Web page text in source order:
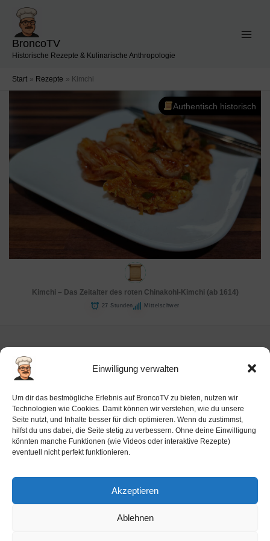
Einwilligung verwalten
Um dir das bestmögliche Erlebnis auf BroncoTV zu bieten, nutzen wir
Technologien wie Cookies. Damit können wir verstehen, wie du unsere
Seite nutzt, und Inhalte besser für dich optimieren. Wenn du zustimmst,
hilfst du uns dabei, die Seite stetig zu verbessern. Ohne deine Einwilligung
könnten manche Funktionen (wie Videos oder interaktive Rezepte)
eventuell nicht perfekt funktionieren.
Akzeptieren
Ablehnen
Inhalt
springen
BroncoTV
Historische Rezepte & Kulinarische Anthropologie
Start Rezepte Kimchi
Authentisch historisch
Kimchi – Das Zeitalter des roten Chinakohl-Kimchi (ab 1614)
27 Stunden Mittelschwer
Datenschutz-Haftung
Cookie-Richtlinie (EU)
Barrierefreiheit